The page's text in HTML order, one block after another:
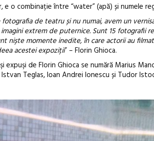
o combinație între “water” (apă) și numele
de teatru și nu numai, avem un
extrem de puternice. Sunt 15 fotografii
niște momente inedite, în care actorii au
acestei expoziții” – Florin Ghioca.
de Florin Ghioca se numără Marius
Teglas, Ioan Andrei Ionescu și Tudor